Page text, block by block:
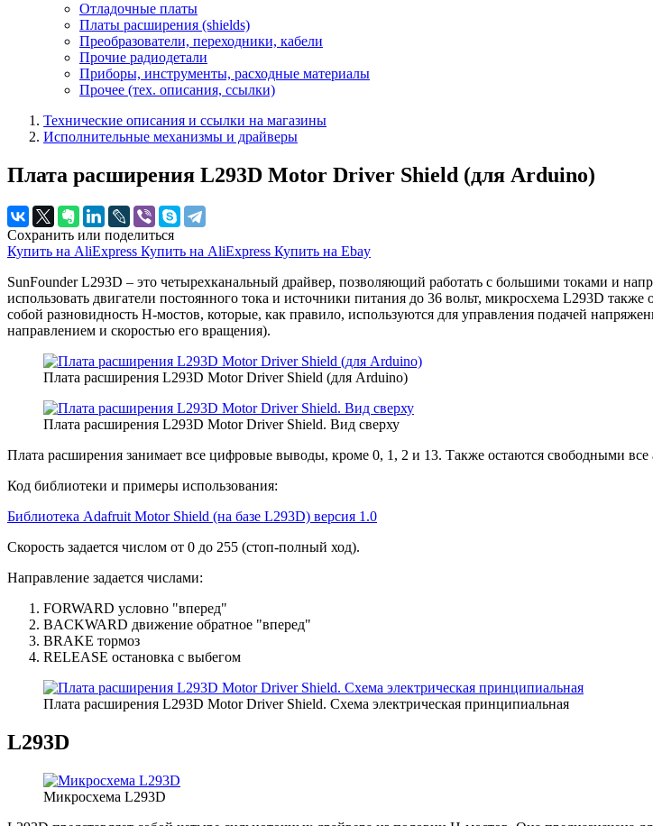
Отладочные платы
Платы расширения (shields)
Преобразователи, переходники, кабели
Прочие радиодетали
Приборы, инструменты, расходные материалы
Прочее (тех. описания, ссылки)
Технические описания и ссылки на магазины
Исполнительные механизмы и драйверы
Плата расширения L293D Motor Driver Shield (для Arduino)
Сохранить или поделиться
Купить на AliExpress Купить на AliExpress Купить на Ebay
SunFounder L293D – это четырехканальный драйвер, позволяющий работать с большими токами и
использовать двигатели постоянного тока и источники питания до 36 вольт, микросхема L293D
собой разновидность Н-мостов, которые, как правило, используются для управления подачей
направлением и скоростью его вращения).
Плата расширения L293D Motor Driver Shield (для Arduino)
Плата расширения L293D Motor Driver Shield. Вид сверху
Плата расширения занимает все цифровые выводы, кроме 0, 1, 2 и 13. Также остаются свободными
Код библиотеки и примеры использования:
Библиотека Adafruit Motor Shield (на базе L293D) версия 1.0
Скорость задается числом от 0 до 255 (стоп-полный ход).
Направление задается числами:
FORWARD условно "вперед"
BACKWARD движение обратное "вперед"
BRAKE тормоз
RELEASE остановка с выбегом
Плата расширения L293D Motor Driver Shield. Схема электрическая принципиальная
L293D
Микросхема L293D